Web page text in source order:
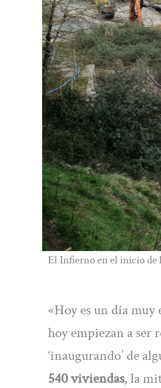
El Infierno en el inicio de
«Hoy es un día muy
hoy empiezan a ser
‘inaugurando’ de
540 viviendas, la